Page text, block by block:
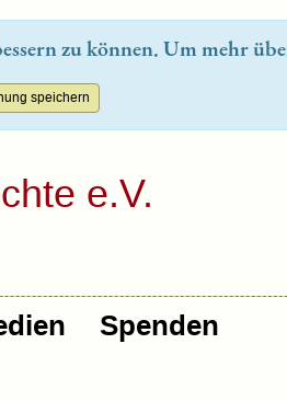
zu können. Um mehr
e.V.
Spenden